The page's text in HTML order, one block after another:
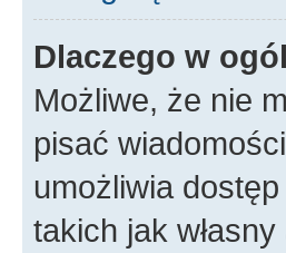
Dlaczego w
Możliwe, że nie
pisać
umożliwia
takich jak